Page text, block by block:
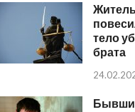
тело
брата